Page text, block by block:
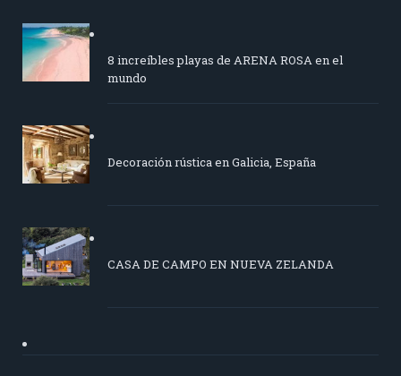
8 increíbles playas de ARENA ROSA en el
mundo
Decoración rústica en Galicia, España
CASA DE CAMPO EN NUEVA ZELANDA